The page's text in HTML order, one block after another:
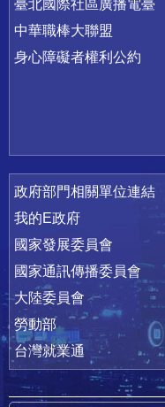
臺北國際社區廣播電臺
中華職棒大聯盟
身心障礙者權利公約
政府部門相關單位連結
我的E政府
國家發展委員會
國家通訊傳播委員會
大陸委員會
勞動部
台灣就業通